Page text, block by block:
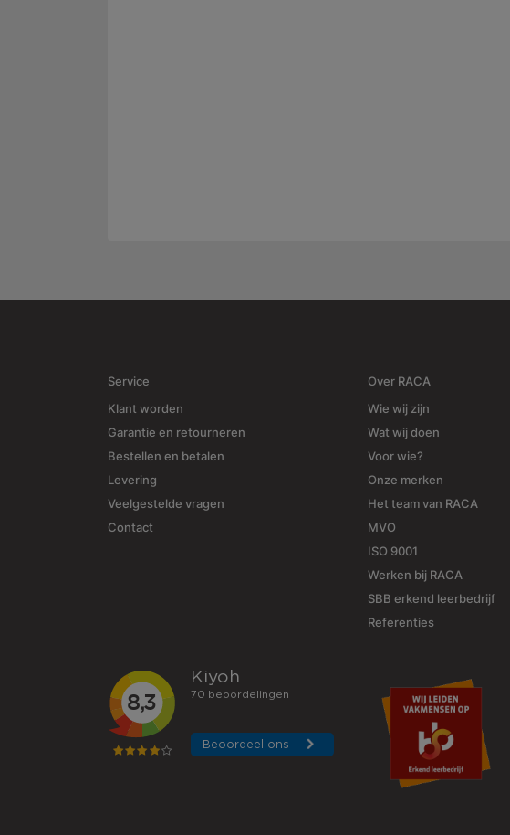
Service
Klant worden
Garantie en retourneren
Bestellen en betalen
Levering
Veelgestelde vragen
Contact
Over RACA
Wie wij zijn
Wat wij doen
Voor wie?
Onze merken
Het team van RACA
MVO
ISO 9001
Werken bij RACA
SBB erkend leerbedrijf
Referenties